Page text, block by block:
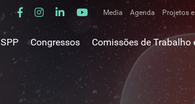
Media
Comunicados de imprensa
Clipping
Agenda Projetos
SPP
Mensagem do Presidente
Missão
Congressos Comissões de Trabalho
Comissões de trabalho
Alergologia Respiratória